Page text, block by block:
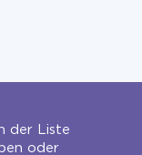
der Liste
oder